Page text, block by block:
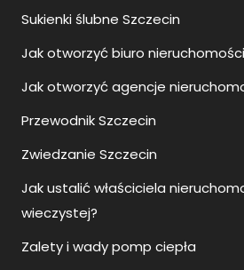
Sukienki ślubne Szczecin
Jak otworzyć biuro
Jak otworzyć agencje
Przewodnik Szczecin
Zwiedzanie Szczecin
Jak ustalić właściciela
wieczystej?
Zalety i wady pomp ciepła